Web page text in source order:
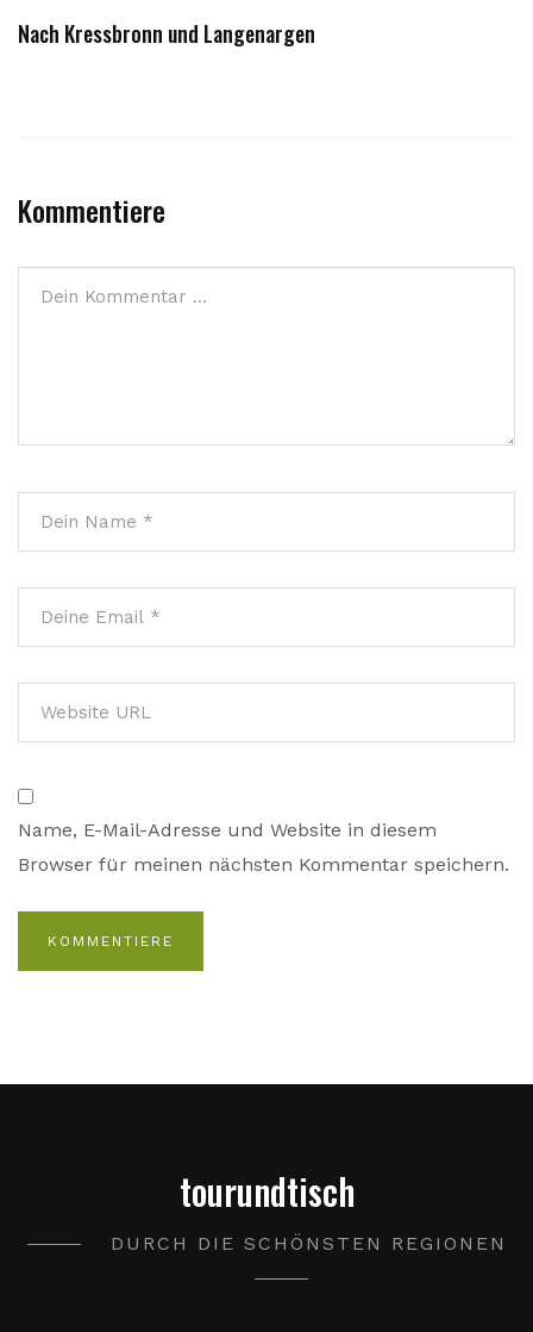
Nach Kressbronn und Langenargen
Kommentiere
Name, E-Mail-Adresse und Website in diesem
Browser für meinen nächsten Kommentar speichern.
tourundtisch
DURCH DIE SCHÖNSTEN REGIONEN